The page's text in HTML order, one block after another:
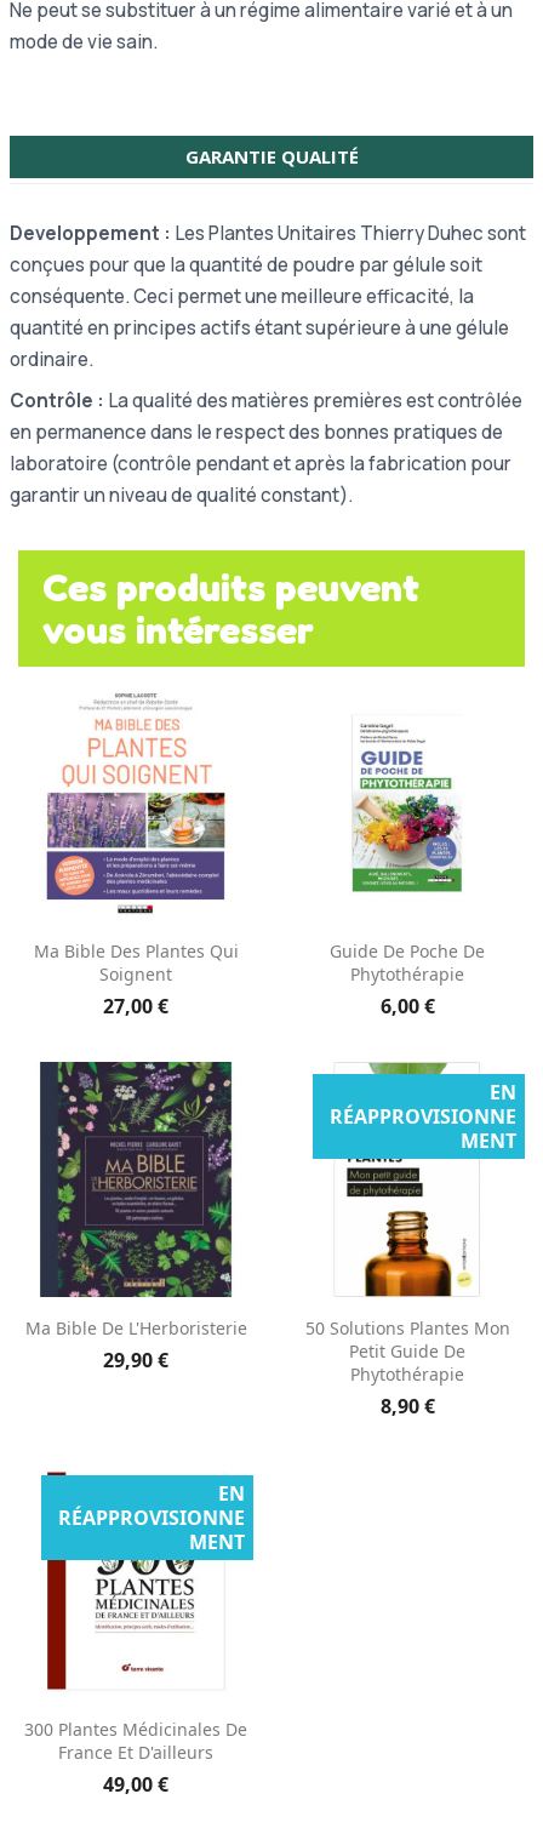
Ne peut se substituer à un régime alimentaire varié et à un
mode de vie sain.
GARANTIE QUALITÉ
Developpement : Les Plantes Unitaires Thierry Duhec sont
conçues pour que la quantité de poudre par gélule soit
conséquente. Ceci permet une meilleure efficacité, la
quantité en principes actifs étant supérieure à une gélule
ordinaire.
Contrôle : La qualité des matières premières est contrôlée
en permanence dans le respect des bonnes pratiques de
laboratoire (contrôle pendant et après la fabrication pour
garantir un niveau de qualité constant).
Ces produits peuvent
vous intéresser
Ma Bible Des Plantes Qui
Soignent
27,00 €
Guide De Poche De
Phytothérapie
6,00 €
Ma Bible De L'Herboristerie
29,90 €
50 Solutions Plantes Mon
Petit Guide De
Phytothérapie
8,90 €
EN
RÉAPPROVISIONNE
MENT
300 Plantes Médicinales De
France Et D'ailleurs
49,00 €
EN
RÉAPPROVISIONNE
MENT